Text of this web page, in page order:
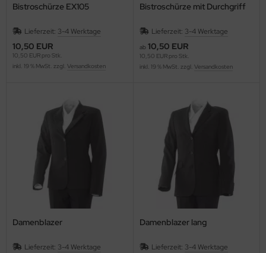
Bistroschürze EX105
Lieferzeit: 3-4 Werktage
10,50 EUR
10,50 EUR pro Stk.
inkl. 19 % MwSt. zzgl. Versandkosten
Bistroschürze mit Durchgriff
Lieferzeit: 3-4 Werktage
ab 10,50 EUR
10,50 EUR pro Stk.
inkl. 19 % MwSt. zzgl. Versandkosten
Damenblazer
Lieferzeit: 3-4 Werktage
Damenblazer lang
Lieferzeit: 3-4 Werktage